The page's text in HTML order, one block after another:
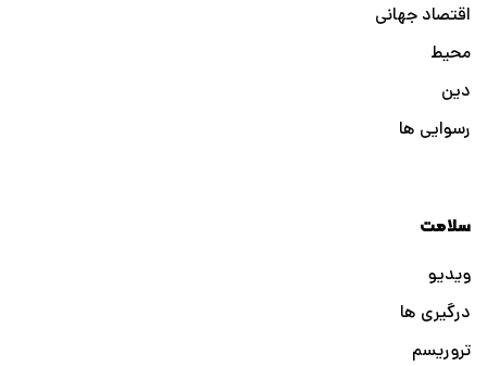
اقتصاد جهانی
محیط
دین
رسوایی ها
سلامت
ویدیو
درگیری ها
تروریسم